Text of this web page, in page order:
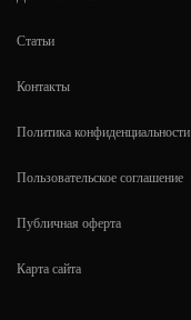
Статьи
Контакты
Политика конфиденциальности
Пользовательское соглашение
Публичная оферта
Карта сайта